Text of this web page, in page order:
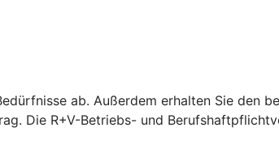
ab. Außerdem erhalten Sie den
Die R+V-Betriebs- und